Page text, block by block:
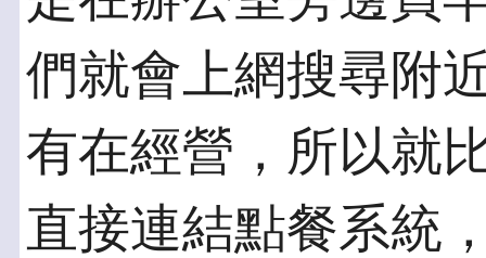
們就會上網搜尋附
有在經營，所以就
直接連結點餐系統